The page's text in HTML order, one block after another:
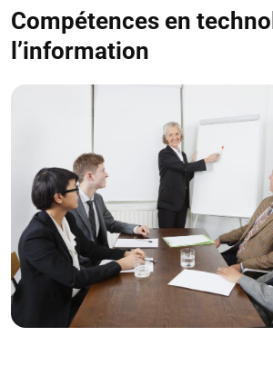
Compétences en
l’information